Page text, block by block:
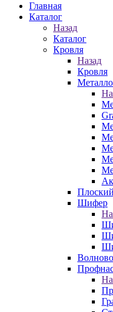
Главная
Каталог
Назад
Каталог
Кровля
Назад
Кровля
Шифер